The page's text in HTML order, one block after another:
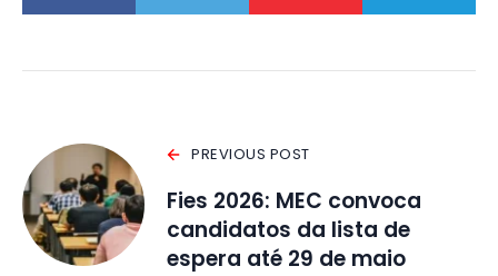
PREVIOUS POST
Fies 2026: MEC convoca
candidatos da lista de
espera até 29 de maio